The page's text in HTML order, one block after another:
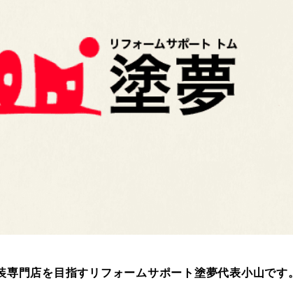
門店を目指すリフォームサポート塗夢代表小山です。